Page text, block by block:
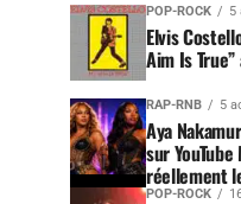
POP-ROCK 5
Elvis
Aim Is
RAP-RNB 5
Aya
sur
réellement
POP-ROCK